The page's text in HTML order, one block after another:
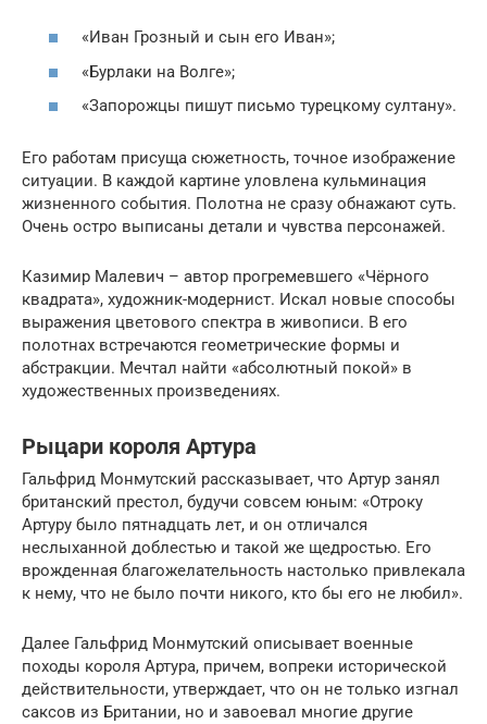
«Иван Грозный и сын его Иван»;
«Бурлаки на Волге»;
«Запорожцы пишут письмо турецкому султану».
Его работам присуща сюжетность, точное изображение
ситуации. В каждой картине уловлена кульминация
жизненного события. Полотна не сразу обнажают суть.
Очень остро выписаны детали и чувства персонажей.
Казимир Малевич – автор прогремевшего «Чёрного
квадрата», художник-модернист. Искал новые способы
выражения цветового спектра в живописи. В его
полотнах встречаются геометрические формы и
абстракции. Мечтал найти «абсолютный покой» в
художественных произведениях.
Рыцари короля Артура
Гальфрид Монмутский рассказывает, что Артур занял
британский престол, будучи совсем юным: «Отроку
Артуру было пятнадцать лет, и он отличался
неслыханной доблестью и такой же щедростью. Его
врожденная благожелательность настолько привлекала
к нему, что не было почти никого, кто бы его не любил».
Далее Гальфрид Монмутский описывает военные
походы короля Артура, причем, вопреки исторической
действительности, утверждает, что он не только изгнал
саксов из Британии, но и завоевал многие другие